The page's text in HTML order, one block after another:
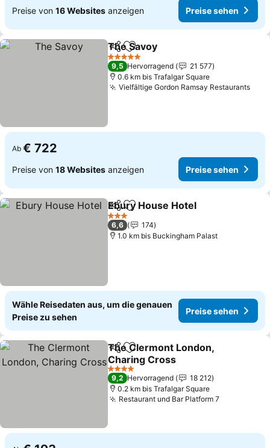
Preise von 16 Websites anzeigen Preise sehen
TeilenZu Favoriten hinzufügen
The Savoy
5 Sterne
9,5 Hervorragend
21 577
0.6 km bis Trafalgar Square
Vielfältige Gordon Ramsay Restaurants
Ab € 722
Preise von 18 Websites anzeigen Preise sehen
TeilenZu Favoriten hinzufügen
Ebury House Hotel
3 Sterne
6,6
174
1.0 km bis Buckingham Palast
Wähle Reisedaten aus, um die genauen
Preise zu sehen
Preise sehen
TeilenZu Favoriten hinzufügen
The Clermont London,
Charing Cross
4 Sterne
9,2 Hervorragend
18 212
0.2 km bis Trafalgar Square
Restaurant und Bar Platform 7